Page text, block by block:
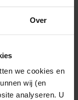
Over
we cookies en
wij (en
analyseren. U